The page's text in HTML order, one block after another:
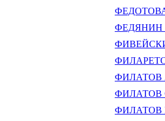
ФЕДОТОВА
ФЕДЯНИН
ФИЛАТОВ
ФИЛАТОВ
ФИЛАТОВ